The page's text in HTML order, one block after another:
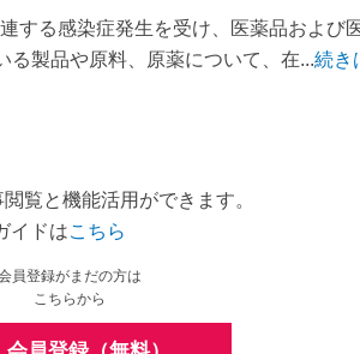
する感染症発生を受け、医薬品および
製品や原料、原薬について、在...続き
覧と機能活用ができます。
イドはこちら
員登録がまだの方は
こちらから